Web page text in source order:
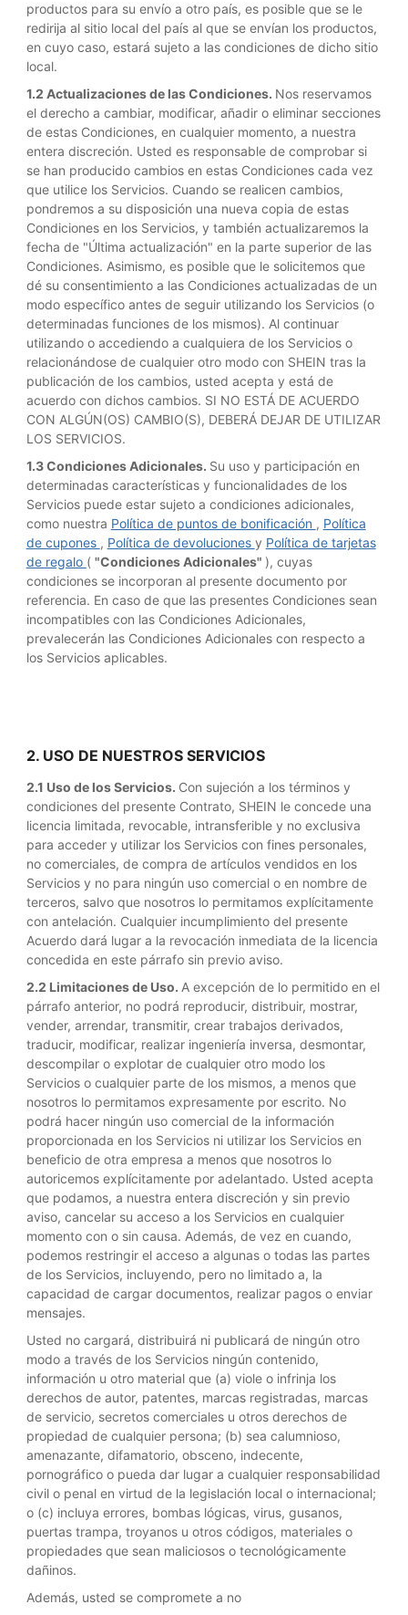
productos para su envío a otro país, es posible que se le
redirija al sitio local del país al que se envían los productos,
en cuyo caso, estará sujeto a las condiciones de dicho sitio
local.
1.2 Actualizaciones de las Condiciones. Nos reservamos
el derecho a cambiar, modificar, añadir o eliminar secciones
de estas Condiciones, en cualquier momento, a nuestra
entera discreción. Usted es responsable de comprobar si
se han producido cambios en estas Condiciones cada vez
que utilice los Servicios. Cuando se realicen cambios,
pondremos a su disposición una nueva copia de estas
Condiciones en los Servicios, y también actualizaremos la
fecha de "Última actualización" en la parte superior de las
Condiciones. Asimismo, es posible que le solicitemos que
dé su consentimiento a las Condiciones actualizadas de un
modo específico antes de seguir utilizando los Servicios (o
determinadas funciones de los mismos). Al continuar
utilizando o accediendo a cualquiera de los Servicios o
relacionándose de cualquier otro modo con SHEIN tras la
publicación de los cambios, usted acepta y está de
acuerdo con dichos cambios. SI NO ESTÁ DE ACUERDO
CON ALGÚN(OS) CAMBIO(S), DEBERÁ DEJAR DE UTILIZAR
LOS SERVICIOS.
1.3 Condiciones Adicionales. Su uso y participación en
determinadas características y funcionalidades de los
Servicios puede estar sujeto a condiciones adicionales,
como nuestra Política de puntos de bonificación , Política
de cupones , Política de devoluciones y Política de tarjetas
de regalo ( "Condiciones Adicionales" ), cuyas
condiciones se incorporan al presente documento por
referencia. En caso de que las presentes Condiciones sean
incompatibles con las Condiciones Adicionales,
prevalecerán las Condiciones Adicionales con respecto a
los Servicios aplicables.
2. USO DE NUESTROS SERVICIOS
2.1 Uso de los Servicios. Con sujeción a los términos y
condiciones del presente Contrato, SHEIN le concede una
licencia limitada, revocable, intransferible y no exclusiva
para acceder y utilizar los Servicios con fines personales,
no comerciales, de compra de artículos vendidos en los
Servicios y no para ningún uso comercial o en nombre de
terceros, salvo que nosotros lo permitamos explícitamente
con antelación. Cualquier incumplimiento del presente
Acuerdo dará lugar a la revocación inmediata de la licencia
concedida en este párrafo sin previo aviso.
2.2 Limitaciones de Uso. A excepción de lo permitido en el
párrafo anterior, no podrá reproducir, distribuir, mostrar,
vender, arrendar, transmitir, crear trabajos derivados,
traducir, modificar, realizar ingeniería inversa, desmontar,
descompilar o explotar de cualquier otro modo los
Servicios o cualquier parte de los mismos, a menos que
nosotros lo permitamos expresamente por escrito. No
podrá hacer ningún uso comercial de la información
proporcionada en los Servicios ni utilizar los Servicios en
beneficio de otra empresa a menos que nosotros lo
autoricemos explícitamente por adelantado. Usted acepta
que podamos, a nuestra entera discreción y sin previo
aviso, cancelar su acceso a los Servicios en cualquier
momento con o sin causa. Además, de vez en cuando,
podemos restringir el acceso a algunas o todas las partes
de los Servicios, incluyendo, pero no limitado a, la
capacidad de cargar documentos, realizar pagos o enviar
mensajes.
Usted no cargará, distribuirá ni publicará de ningún otro
modo a través de los Servicios ningún contenido,
información u otro material que (a) viole o infrinja los
derechos de autor, patentes, marcas registradas, marcas
de servicio, secretos comerciales u otros derechos de
propiedad de cualquier persona; (b) sea calumnioso,
amenazante, difamatorio, obsceno, indecente,
pornográfico o pueda dar lugar a cualquier responsabilidad
civil o penal en virtud de la legislación local o internacional;
o (c) incluya errores, bombas lógicas, virus, gusanos,
puertas trampa, troyanos u otros códigos, materiales o
propiedades que sean maliciosos o tecnológicamente
dañinos.
Además, usted se compromete a no